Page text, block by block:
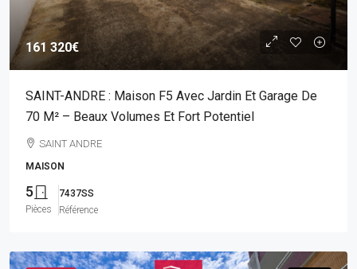
161 320€
SAINT-ANDRE : Maison F5 Avec Jardin Et Garage De
70 M² – Beaux Volumes Et Fort Potentiel
SAINT ANDRE
MAISON
5
Pièces
7437SS
Référence